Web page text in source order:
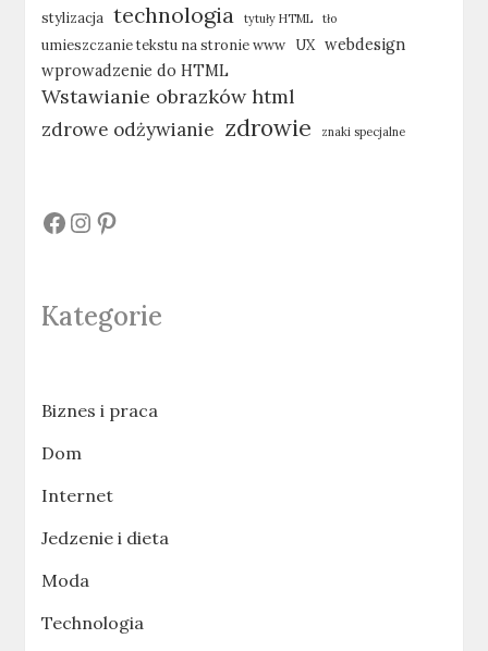
stylizacja technologia tytuły HTML tło
umieszczanie tekstu na stronie www UX webdesign
wprowadzenie do HTML
Wstawianie obrazków html
zdrowe odżywianie zdrowie znaki specjalne
# # #
Kategorie
Biznes i praca
Dom
Internet
Jedzenie i dieta
Moda
Technologia